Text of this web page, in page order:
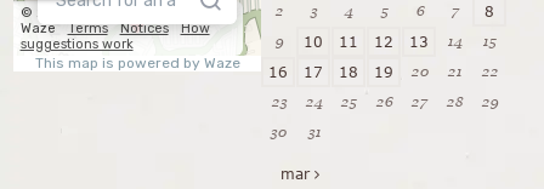
2 3 4 5 6 7 8
9 10 11 12 13 14 15
16 17 18 19 20 21
22
23
24 25 26 27 28
29
30
31
mar